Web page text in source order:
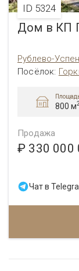
ID 5324
Дом в КП
Рублево-
Посёлок:
800 м
Продажа
₽ 330 000
Чат в